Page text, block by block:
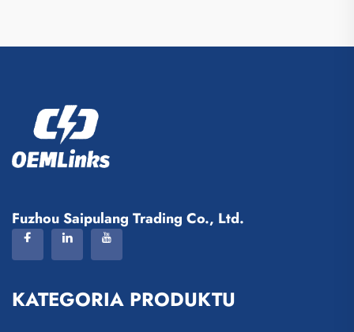
Fuzhou Saipulang Trading Co., Ltd.
KATEGORIA PRODUKTU